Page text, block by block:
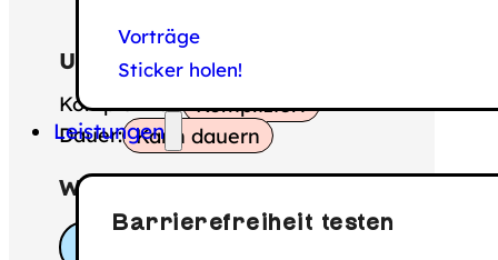
Vorträge
Sticker holen!
Leistungen
Barrierefreiheit testen
Umsetzbarkeit:
Komplexität: Kompliziert
Dauer: Kann dauern
Wichtig für Rolle: